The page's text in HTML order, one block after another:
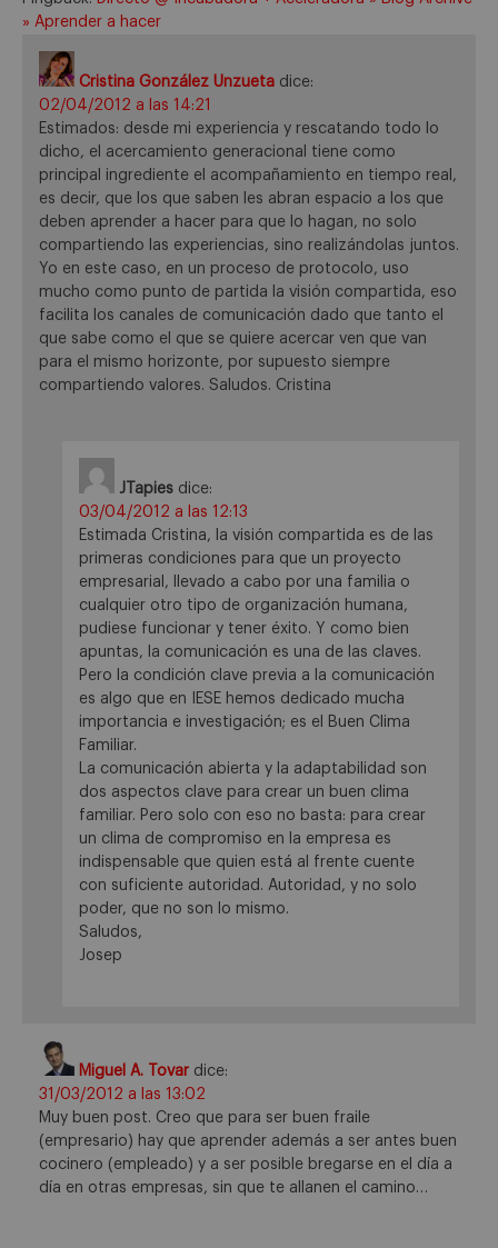
» Aprender a hacer
Cristina González Unzueta dice:
02/04/2012 a las 14:21
Estimados: desde mi experiencia y rescatando todo lo
dicho, el acercamiento generacional tiene como
principal ingrediente el acompañamiento en tiempo real,
es decir, que los que saben les abran espacio a los que
deben aprender a hacer para que lo hagan, no solo
compartiendo las experiencias, sino realizándolas juntos.
Yo en este caso, en un proceso de protocolo, uso
mucho como punto de partida la visión compartida, eso
facilita los canales de comunicación dado que tanto el
que sabe como el que se quiere acercar ven que van
para el mismo horizonte, por supuesto siempre
compartiendo valores. Saludos. Cristina
JTapies dice:
03/04/2012 a las 12:13
Estimada Cristina, la visión compartida es de las
primeras condiciones para que un proyecto
empresarial, llevado a cabo por una familia o
cualquier otro tipo de organización humana,
pudiese funcionar y tener éxito. Y como bien
apuntas, la comunicación es una de las claves.
Pero la condición clave previa a la comunicación
es algo que en IESE hemos dedicado mucha
importancia e investigación; es el Buen Clima
Familiar.
La comunicación abierta y la adaptabilidad son
dos aspectos clave para crear un buen clima
familiar. Pero solo con eso no basta: para crear
un clima de compromiso en la empresa es
indispensable que quien está al frente cuente
con suficiente autoridad. Autoridad, y no solo
poder, que no son lo mismo.
Saludos,
Josep
Miguel A. Tovar dice:
31/03/2012 a las 13:02
Muy buen post. Creo que para ser buen fraile
(empresario) hay que aprender además a ser antes buen
cocinero (empleado) y a ser posible bregarse en el día a
día en otras empresas, sin que te allanen el camino…